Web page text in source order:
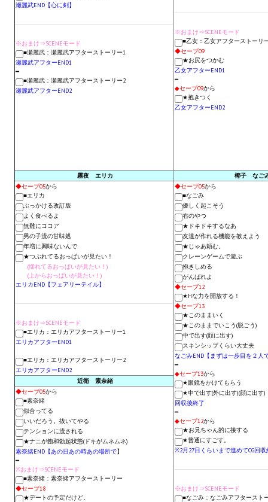
Работы Kuroneko
X2 - The Threat Remaster Fan Edition
Quake III Arena Remaster Fan Edition
Star Trek Voyager Elite Force Remaster Fan Edition
Aliens versus Predator 1 Remaster Fan Edition
Age of Pirates: Caribbean Tales Remaster Fan Edition
Корсары 3 Сундук мертвеца Remaster Fan Edition
Sea Dogs - City of Abandoned Ships Remaster Fan Edition
Sea Dogs Remaster Fan Edition
НОВОСТИ ПОРТАЛА
Новости
Новости Архив
Патчи
Mass Effect 2
Моды
瀬麗武END【心に剣】
※おまけ⇒SCENEモード
■瀬麗武：瀬麗武アフターストーリー1
瀬麗武アフターEND1
━
■瀬麗武：瀬麗武アフターストーリー2
瀬麗武アフターEND2
※おまけ⇒SCENEモード
■乙女：乙女アフターストーリ
◆セーブ09
★お尻をつかむ
乙女アフターEND1
━
◆セーブ09から
★抱きつく
乙女アフターEND2
霧夜 エリカ
椰子 なご
◆セーブ05から
■エリカ
ぶっかける改訂版
よく食べるよ
無難にココア
男の子流の甘味処
年増に興味ないんで
★つぶれてるおっぱいが見たい！
(揺れてるおっぱいが見たい！)
(上からおっぱいが見たい！)
エリカEND【フェアリーテイル】
※おまけ⇒SCENEモード
■エリカ：エリカアフターストーリー1
エリカアフターEND1
■エリカ：エリカアフターストーリー2
エリカアフターEND2
◆セーブ05から
■なごみ
優しく起こそう
右のやつ
★ドキドキするなあ
友達が作れる機能を教えよう
★じゃあ頼む。
クレーンゲームで遊ぶ
抱きしめる
がんばれよ
◆セーブ12
★Hな力を開放する！
◆セーブ13
★このままいく
★このままでいこう(脱ごう)
中で出す(顔に出す)
スキンシップくらい大丈夫
なごみEND【まずは一歩目を２人
━
◆セーブ13から
★眼鏡をかけてもらう
★中で出す(外に出す)(顔に出す)
回収後終了
━
◆セーブ12から
★お兄ちゃん的に接する
★普通にすごす。
※2月27日くらいまで進めてCG回収
※おまけ⇒SCENEモード
■なごみ：なごみアフタースト
近衛 素奈緒
◆セーブ05から
■素奈緒
似合ってる
いいだろう。抜いてやる
テンションに流される
★ナニが飽和勃起状態(ドキがムネムネ)
素奈緒END【あの日あの時あの場所で】
━
※おまけ⇒SCENEモード
■素奈緒：素奈緒アフターストーリー
◆セーブ18
★デートの予定だけど。